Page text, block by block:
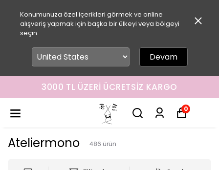
Konumunuza özel içerikleri görmek ve online
alışveriş yapmak için başka bir ülkeyi veya bölgeyi
seçin.
Devam
3000 TL ÜZERI ÜCRETSIZ KARGO
0
Ateliermono 486 ürün